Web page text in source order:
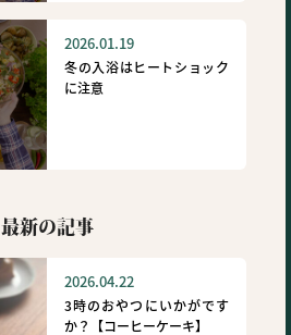
2026.01.19
冬の入浴はヒートショック
に注意
最新の記事
2026.04.22
3時のおやつにいかがです
か？【コーヒーケーキ】